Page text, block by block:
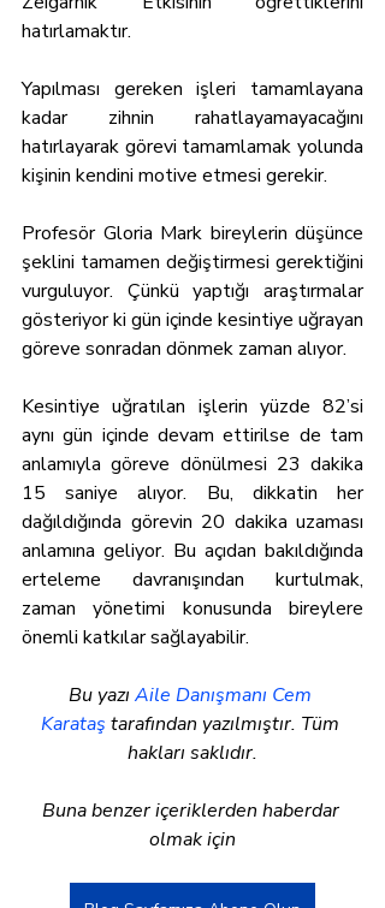
hatırlamaktır.
Yapılması gereken işleri tamamlayana
kadar zihnin rahatlayamayacağını
hatırlayarak görevi tamamlamak yolunda
kişinin kendini motive etmesi gerekir.
Profesör Gloria Mark bireylerin düşünce
şeklini tamamen değiştirmesi gerektiğini
vurguluyor. Çünkü yaptığı araştırmalar
gösteriyor ki gün içinde kesintiye uğrayan
göreve sonradan dönmek zaman alıyor.
Kesintiye uğratılan işlerin yüzde 82’si
aynı gün içinde devam ettirilse de tam
anlamıyla göreve dönülmesi 23 dakika
15 saniye alıyor. Bu, dikkatin her
dağıldığında görevin 20 dakika uzaması
anlamına geliyor. Bu açıdan bakıldığında
erteleme davranışından kurtulmak,
zaman yönetimi konusunda bireylere
önemli katkılar sağlayabilir.
Bu yazı Aile Danışmanı Cem
Karataş tarafından yazılmıştır. Tüm
hakları saklıdır.
Buna benzer içeriklerden haberdar
olmak için